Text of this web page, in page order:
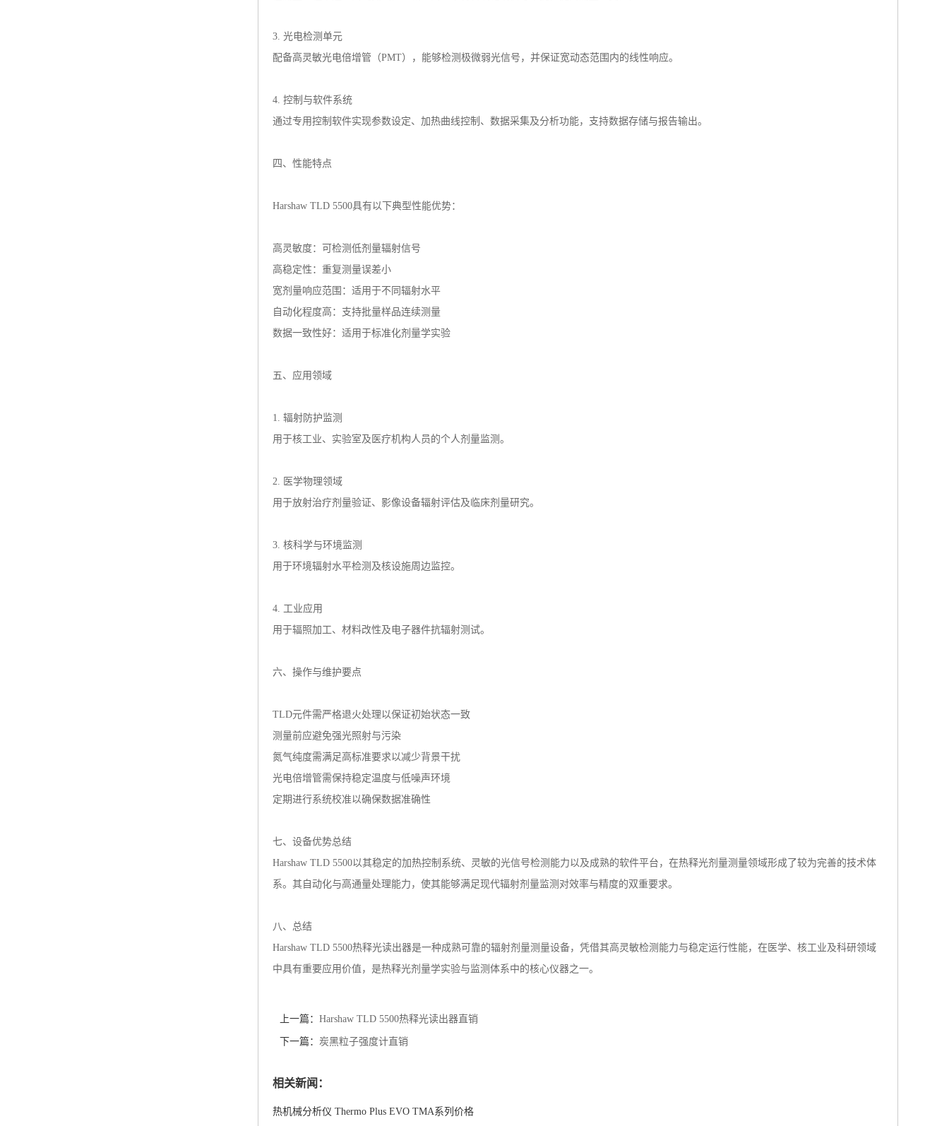
3. 光电检测单元
配备高灵敏光电倍增管（PMT），能够检测极微弱光信号，并保证宽动态范围内的线性响应。
4. 控制与软件系统
通过专用控制软件实现参数设定、加热曲线控制、数据采集及分析功能，支持数据存储与报告输出。
四、性能特点
Harshaw TLD 5500具有以下典型性能优势：
高灵敏度：可检测低剂量辐射信号
高稳定性：重复测量误差小
宽剂量响应范围：适用于不同辐射水平
自动化程度高：支持批量样品连续测量
数据一致性好：适用于标准化剂量学实验
五、应用领域
1. 辐射防护监测
用于核工业、实验室及医疗机构人员的个人剂量监测。
2. 医学物理领域
用于放射治疗剂量验证、影像设备辐射评估及临床剂量研究。
3. 核科学与环境监测
用于环境辐射水平检测及核设施周边监控。
4. 工业应用
用于辐照加工、材料改性及电子器件抗辐射测试。
六、操作与维护要点
TLD元件需严格退火处理以保证初始状态一致
测量前应避免强光照射与污染
氮气纯度需满足高标准要求以减少背景干扰
光电倍增管需保持稳定温度与低噪声环境
定期进行系统校准以确保数据准确性
七、设备优势总结
Harshaw TLD 5500以其稳定的加热控制系统、灵敏的光信号检测能力以及成熟的软件平台，在热释光剂量测量领域形成了较为完善的技术体
系。其自动化与高通量处理能力，使其能够满足现代辐射剂量监测对效率与精度的双重要求。
八、总结
Harshaw TLD 5500热释光读出器是一种成熟可靠的辐射剂量测量设备，凭借其高灵敏检测能力与稳定运行性能，在医学、核工业及科研领域
中具有重要应用价值，是热释光剂量学实验与监测体系中的核心仪器之一。
上一篇： Harshaw TLD 5500热释光读出器直销
下一篇： 炭黑粒子强度计直销
相关新闻：
热机械分析仪 Thermo Plus EVO TMA系列价格